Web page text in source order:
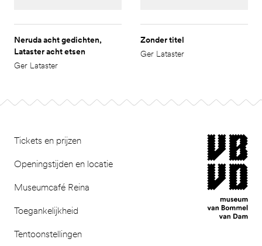
Neruda acht gedichten,
Lataster acht etsen
Ger Lataster
Zonder titel
Ger Lataster
Tickets en prijzen
Openingstijden en locatie
Museumcafé Reina
Toegankelijkheid
Tentoonstellingen
museum van